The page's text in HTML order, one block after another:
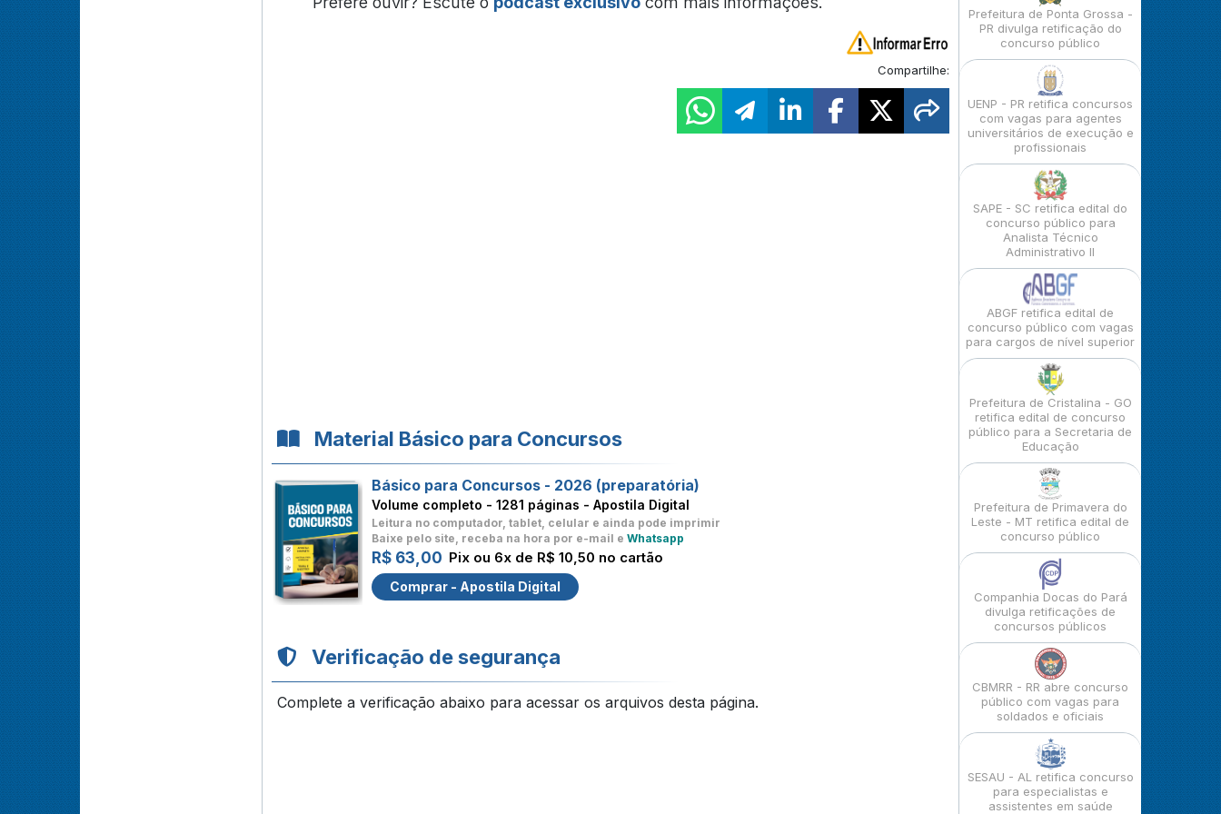
Compartilhe:
Material Básico para Concursos
Básico para Concursos - 2026 (preparatória)
Volume completo - 1281 páginas - Apostila Digital
Leitura no computador, tablet, celular e ainda pode imprimir
Baixe pelo site, receba na hora por e-mail e Whatsapp
R$ 63,00 Pix ou 6x de R$ 10,50 no cartão
Comprar - Apostila Digital
Verificação de segurança
Complete a verificação abaixo para acessar os arquivos desta página.
Prefeitura de Ponta Grossa -
PR divulga retificação do
concurso público
UENP - PR retifica concursos
com vagas para agentes
universitários de execução e
profissionais
SAPE - SC retifica edital do
concurso público para
Analista Técnico
Administrativo II
ABGF retifica edital de
concurso público com vagas
para cargos de nível superior
Prefeitura de Cristalina - GO
retifica edital de concurso
público para a Secretaria de
Educação
Prefeitura de Primavera do
Leste - MT retifica edital de
concurso público
Companhia Docas do Pará
divulga retificações de
concursos públicos
CBMRR - RR abre concurso
público com vagas para
soldados e oficiais
SESAU - AL retifica concurso
para especialistas e
assistentes em saúde